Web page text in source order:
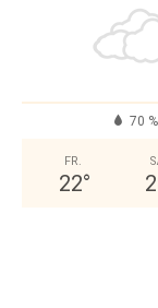
70 %
FR.
22°